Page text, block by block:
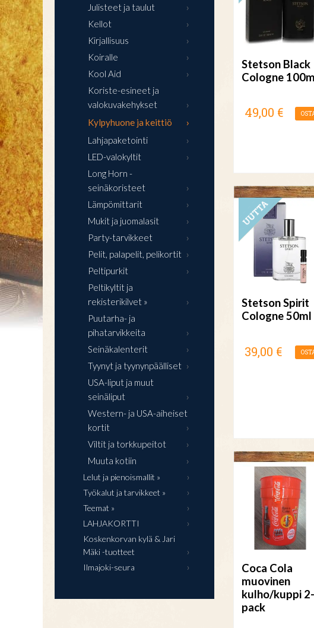
Julisteet ja taulut
Kellot
Kirjallisuus
Koiralle
Kool Aid
Koriste-esineet ja
valokuvakehykset
Kylpyhuone ja keittiö
Lahjapaketointi
LED-valokyltit
Long Horn -
seinäkoristeet
Lämpömittarit
Mukit ja juomalasit
Party-tarvikkeet
Pelit, palapelit, pelikortit
Peltipurkit
Peltikyltit ja
rekisterikilvet »
Puutarha- ja
pihatarvikkeita
Seinäkalenterit
Tyynyt ja tyynynpäälliset
USA-liput ja muut
seinäliput
Western- ja USA-aiheiset
kortit
Viltit ja torkkupeitot
Muuta kotiin
Lelut ja pienoismallit »
Työkalut ja tarvikkeet »
Teemat »
LAHJAKORTTI
Koskenkorvan kylä & Jari
Mäki -tuotteet
Ilmajoki-seura
Stetson Black
Cologne
49,00 €
UUTUUS
Stetson Spirit
Cologne 50ml
39,00 €
Coca Cola
muovinen
kulho/kuppi 2-
pack